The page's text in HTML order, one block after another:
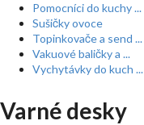
Pomocníci do kuchy ...
Sušičky ovoce
Topinkovače a send ...
Vakuové baličky a ...
Vychytávky do kuch ...
Varné desky